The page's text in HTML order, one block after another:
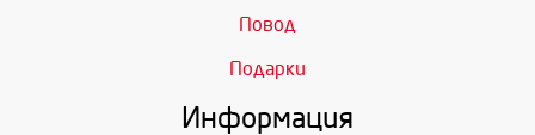
Повод
Подарки
Информация